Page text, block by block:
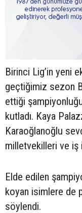
Birinci Lig’in yeni
geçtiğimiz sezon
ettiği
kutladı. Kaya
Karaoğlanoğlu
milletvekilleri ve iş
Elde edilen
koyan isimlere de
söylendi.